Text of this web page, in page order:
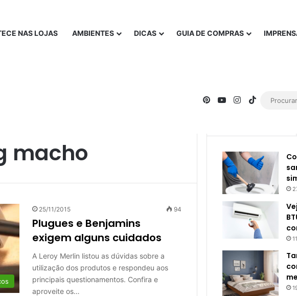
NAS LOJAS AMBIENTES DICAS GUIA DE COMPRAS
PinterestYouTubeInstagram
TikTok
macho
25/11/2015 94
Plugues e Benjamins
exigem alguns cuidados
A Leroy Merlin listou as dúvidas sobre a
utilização dos produtos e respondeu aos
principais questionamentos. Confira e
aproveite os…